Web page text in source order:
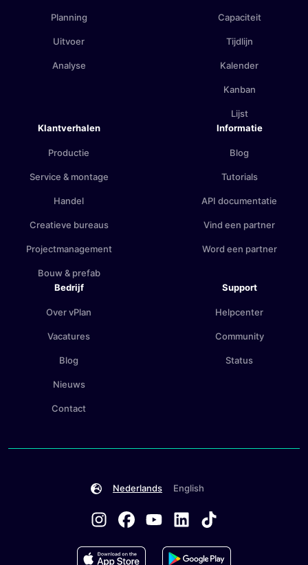
Planning
Uitvoer
Analyse
Capaciteit
Tijdlijn
Kalender
Kanban
Lijst
Klantverhalen
Productie
Service & montage
Handel
Creatieve bureaus
Projectmanagement
Bouw & prefab
Informatie
Blog
Tutorials
API documentatie
Vind een partner
Word een partner
Bedrijf
Over vPlan
Vacatures
Blog
Nieuws
Contact
Support
Helpcenter
Community
Status
Nederlands English